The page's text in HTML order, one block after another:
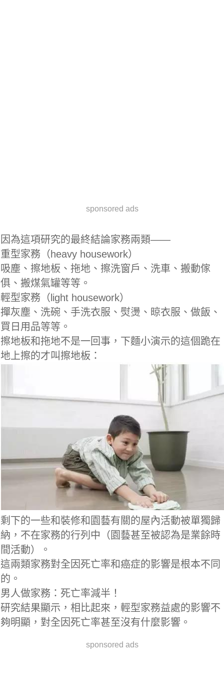
sponsored ads
因為這項研究的最終結論家務兩類——
重型家務（heavy housework）
吸塵、擦地板、拖地、擦洗窗戶、洗車、搬動傢
俱、搬煤氣罐等等。
輕型家務（light housework）
撣灰塵、洗碗、手洗衣服、熨燙、晾衣服、做飯、
買日用品等等。
擦地板和拖地不是一回事，下麵小演示的這個跪在
地上擦的才叫擦地板：
剩下的一些和裝修和園藝有關的屋內活動被單獨歸
納，不在家務的行列中（園藝甚至被認為是業餘時
間活動）。
這兩類家務對全因死亡率和癌症的影響是根本不同
的。
男人做家務：死亡率減半！
研究結果顯示，相比起來，輕型家務益處的影響不
夠明顯，對全因死亡率甚至沒有什麼影響。
sponsored ads